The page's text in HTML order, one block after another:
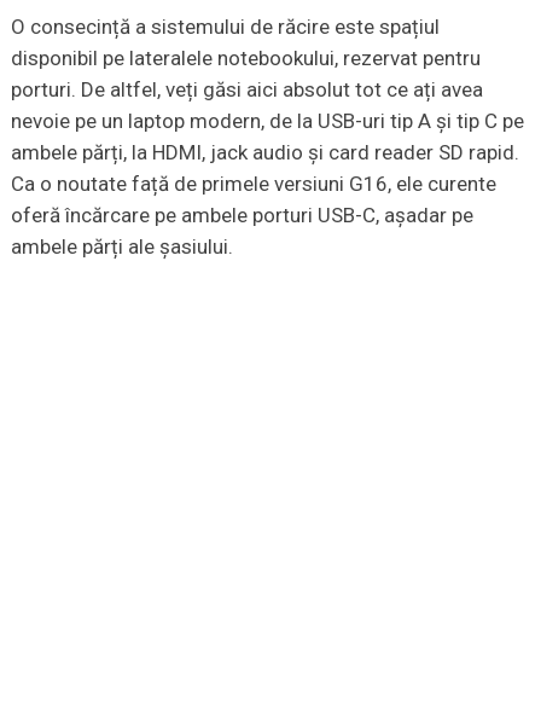
O consecință a sistemului de răcire este spațiul
disponibil pe lateralele notebookului, rezervat pentru
porturi. De altfel, veți găsi aici absolut tot ce ați avea
nevoie pe un laptop modern, de la USB-uri tip A și tip C pe
ambele părți, la HDMI, jack audio și card reader SD rapid.
Ca o noutate față de primele versiuni G16, ele curente
oferă încărcare pe ambele porturi USB-C, așadar pe
ambele părți ale șasiului.